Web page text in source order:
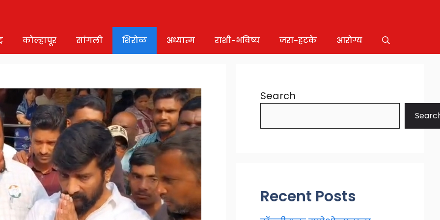
कोल्हापूर सांगली शिरोळ अध्यात्म राशी-भविष्य जरा-हटके आरोग्य
Search
Recent Posts